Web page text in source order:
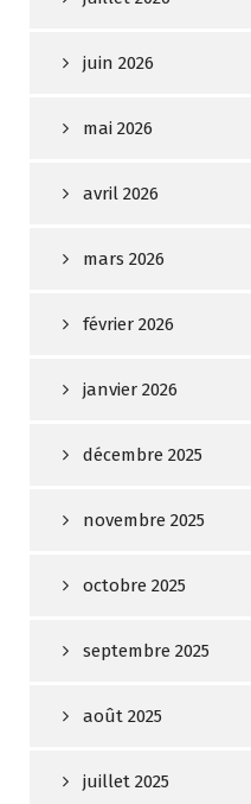
juin 2026
mai 2026
avril 2026
mars 2026
février 2026
janvier 2026
décembre 2025
novembre 2025
octobre 2025
septembre 2025
août 2025
juillet 2025